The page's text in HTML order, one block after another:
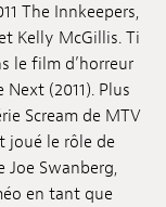
The Innkeepers,
Kelly McGillis. Ti
le film d’horreur
Next (2011). Plus
Scream de MTV
joué le rôle de
Joe Swanberg,
en tant que